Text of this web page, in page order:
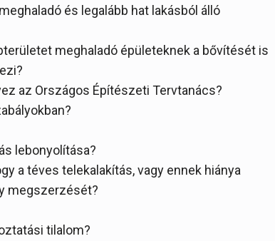
és legalább hat lakásból álló
meghaladó épületeknek a bővítését is
az Országos Építészeti Tervtanács?
lebonyolítása?
a téves telekalakítás, vagy ennek hiánya
megszerzését?
tilalom?